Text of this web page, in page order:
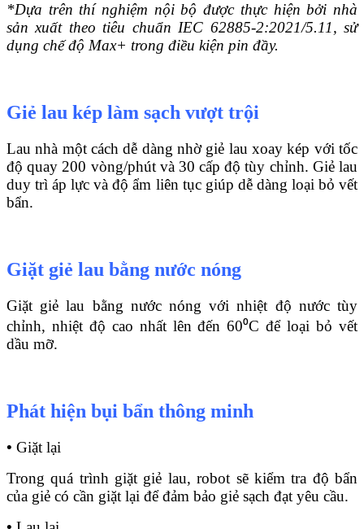
*Dựa trên thí nghiệm nội bộ được thực hiện bởi nhà
sản xuất theo tiêu chuẩn IEC 62885-2:2021/5.11, sử
dụng chế độ Max+ trong điều kiện pin đầy.
Giẻ lau kép làm sạch vượt trội
Lau nhà một cách dễ dàng nhờ giẻ lau xoay kép với tốc
độ quay 200 vòng/phút và 30 cấp độ tùy chỉnh. Giẻ lau
duy trì áp lực và độ ẩm liên tục giúp dễ dàng loại bỏ vết
bẩn.
Giặt giẻ lau bằng nước nóng
Giặt giẻ lau bằng nước nóng với nhiệt độ nước tùy
chỉnh, nhiệt độ cao nhất lên đến 60⁰C để loại bỏ vết
dầu mỡ.
Phát hiện bụi bẩn thông minh
• Giặt lại
Trong quá trình giặt giẻ lau, robot sẽ kiểm tra độ bẩn
của giẻ có cần giặt lại để đảm bảo giẻ sạch đạt yêu cầu.